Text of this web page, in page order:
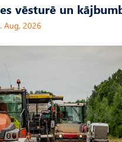
vēsturē un
Aug, 2026